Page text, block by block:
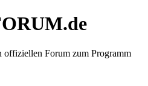
Forum zum Programm